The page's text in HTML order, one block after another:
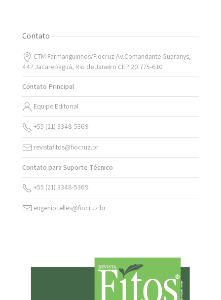
Contato
CTM Farmanguinhos/Fiocruz Av.Comandante Guaranys,
447 Jacarepaguá, Rio de Janeiro CEP 20.775-610
Contato Principal
Equipe Editorial
+55 (21) 3348-5369
revistafitos@fiocruz.br
Contato para Suporte Técnico
+55 (21) 3348-5369
eugenio.telles@fiocruz.br